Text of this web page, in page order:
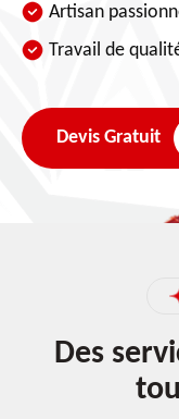
Artisan
Travail de
Devis Gratuit
Des